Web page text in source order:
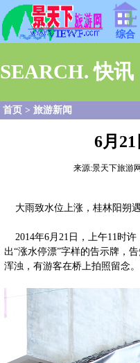
综合
SEARCH. 快讯
首页 > 旅游新闻
6月
来源:景天下旅游
大雨致水位上涨，桂林阳朔遇
2014年6月21日，上午11时
出“涨水停漂”字样的告示牌，
浑浊，有游客在桥上拍照留念。